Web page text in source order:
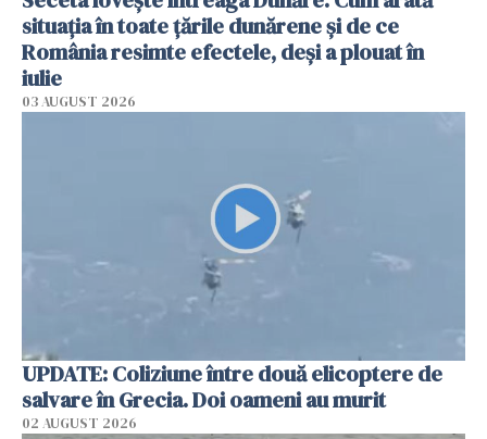
situația în toate țările dunărene și de ce
România resimte efectele, deși a plouat în
iulie
03 AUGUST 2026
UPDATE: Coliziune între două elicoptere de
salvare în Grecia. Doi oameni au murit
02 AUGUST 2026